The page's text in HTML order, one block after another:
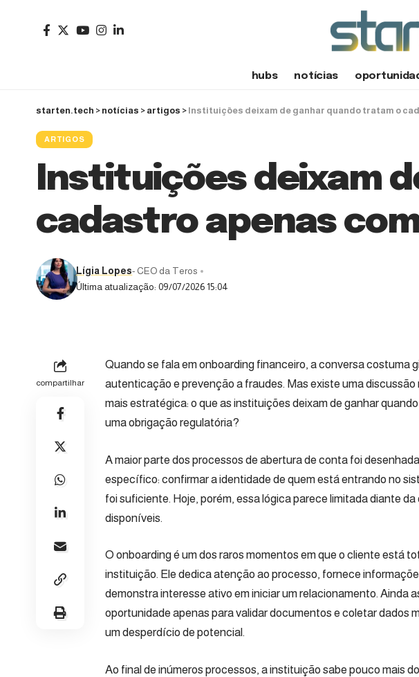
hubs notícias
starten.tech > notícias > artigos > Instituições deixam de ganhar quando tratam o
ARTIGOS
Instituições deixam
cadastro apenas
Última atualização: 09/07/2026 15:04
Lígia Lopes- CEO da Teros
compartilhar
Quando se fala em onboarding financeiro, a conversa costuma
autenticação e prevenção a fraudes. Mas existe uma
mais estratégica: o que as instituições deixam de ganhar
uma obrigação regulatória?
A maior parte dos processos de abertura de conta foi
específico: confirmar a identidade de quem está entrando no
foi suficiente. Hoje, porém, essa lógica parece limitada diante
disponíveis.
O onboarding é um dos raros momentos em que o cliente está
instituição. Ele dedica atenção ao processo, fornece
demonstra interesse ativo em iniciar um relacionamento. Ainda
oportunidade apenas para validar documentos e coletar dados
um desperdício de potencial.
Ao final de inúmeros processos, a instituição sabe pouco mais